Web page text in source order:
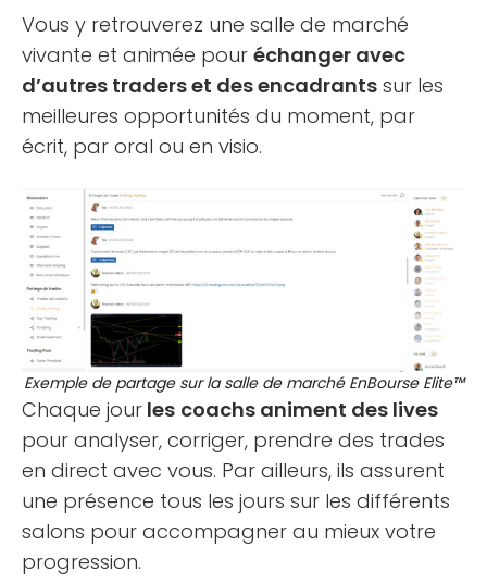
Vous y retrouverez une salle de marché
vivante et animée pour échanger avec
d’autres traders et des encadrants sur les
meilleures opportunités du moment, par
écrit, par oral ou en visio.
Exemple de partage sur la salle de marché EnBourse Elite™
Chaque jour les coachs animent des lives
pour analyser, corriger, prendre des trades
en direct avec vous. Par ailleurs, ils assurent
une présence tous les jours sur les différents
salons pour accompagner au mieux votre
progression.